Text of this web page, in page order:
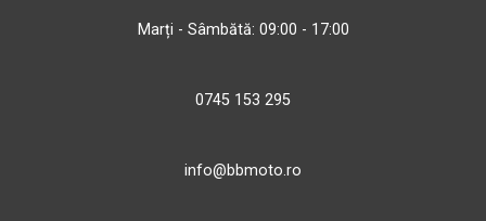
Marți - Sâmbătă: 09:00 - 17:00
0745 153 295
info@bbmoto.ro